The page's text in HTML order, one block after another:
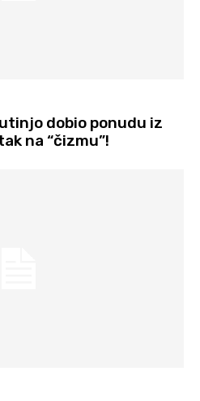
dobio ponudu iz
na “čizmu”!